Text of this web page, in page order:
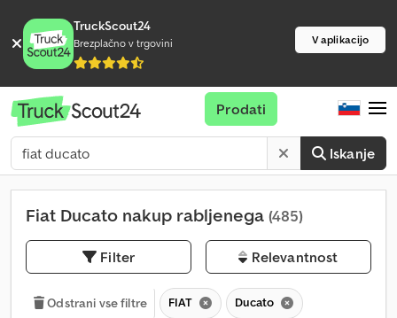
TruckScout24
Brezplačno v trgovini V aplikacijo
Iskanje
Prodati
Fiat Ducato nakup rabljenega (485)
Filter Relevantnost
Odstrani vse filtre FIAT Ducato